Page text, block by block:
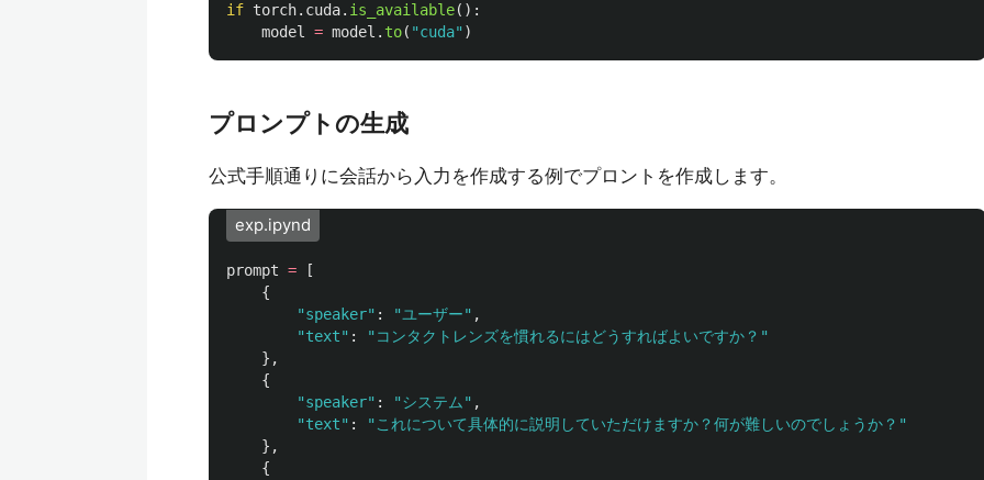
if torch. cuda. is_available():
model
= model . to( "cuda" )
プロンプトの生成
公式手順通りに会話から入力を作成する例でプロントを作成します。
exp.ipynd
prompt =
[
{
"speaker" : "ユーザー" ,
"text" : " コンタクトレンズを慣れるにはどうすればよいですか？ "
},
{
"speaker" : "システム " ,
"text" : " これについて具体的に説明していただけますか？何が難しいのでしょうか？ "
},
{